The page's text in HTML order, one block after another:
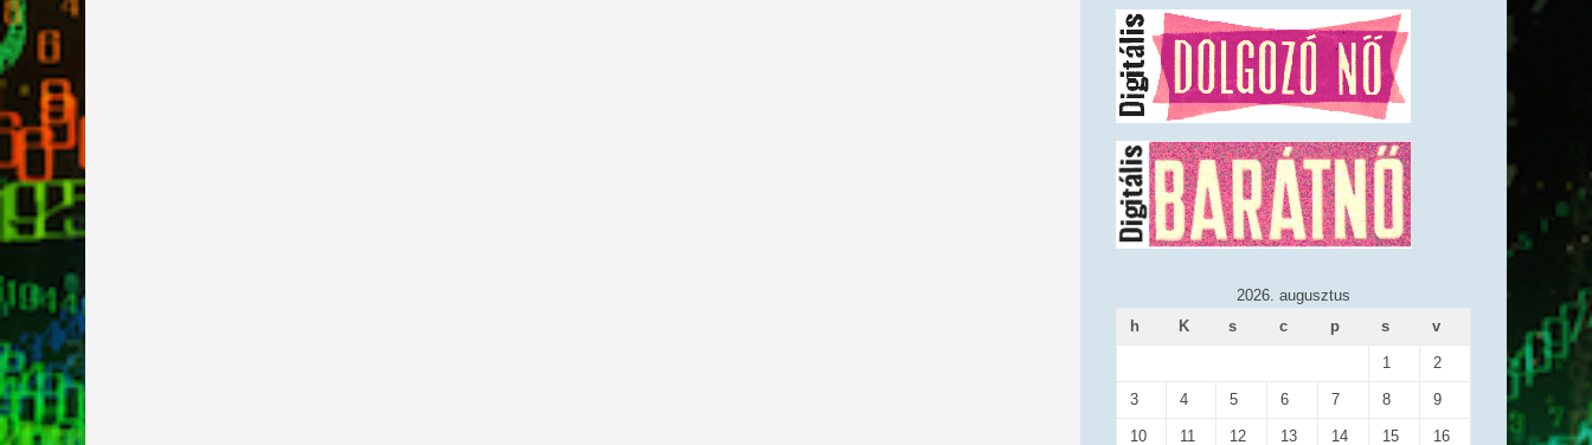
2026. augusztus
h
K s c p s v
1 2
3 4 5 6 7 8 9
10 11 12 13 14 15 16